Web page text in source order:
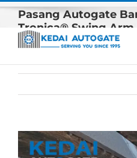
Skip
content
Pasang Autogate
Tronica® Swing
View
Larger